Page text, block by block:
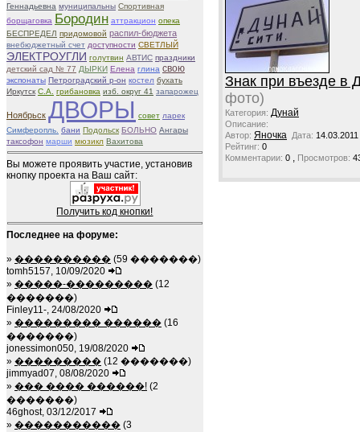
Геннадьевна муниципальны Спортивная
борщаговка Бородин аттракцион опека
БЕСПРЕДЕЛ придомовой распил-бюджета
внебюджетный счет доступности СВЕТЛЫЙ
ЭЛЕКТРОУГЛИ голутвин АВТИС праздники
детский сад № 77 ДЫРКИ Елена глина свою
экспонаты Петроградский р-он костел бухать
Иркутск С.А. грибановка изб. округ 41 запарожец
Ноябрьск ДВОРЫ совет ларек
Симферопль. бани Подольск БОЛЬНО Ангары
таксофон марши мюзикл Вахитова
Вы можете проявить участие, установив
кнопку проекта на Ваш сайт:
Получить код кнопки!
Последнее на форуме:
» ���������� (59 �������)
tomh5157, 10/09/2020
» �����-��������� (12
�������)
Finley11-, 24/08/2020
» ��������� ������ (16
�������)
jonessimon050, 19/08/2020
» ��������� (12 �������)
jimmyad07, 08/08/2020
» ��� ���� ������! (2
�������)
46ghost, 03/12/2017
» ����������� (3
Знак при въезде в
фото)
Категория: Дунай
Описание:
Автор: Яночка Дата:
Рейтинг: 0
Комментарии: 0 , Просмотров: